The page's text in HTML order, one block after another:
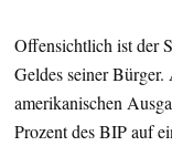
Offensichtlich ist der
Geldes seiner
amerikanischen
Prozent des BIP auf